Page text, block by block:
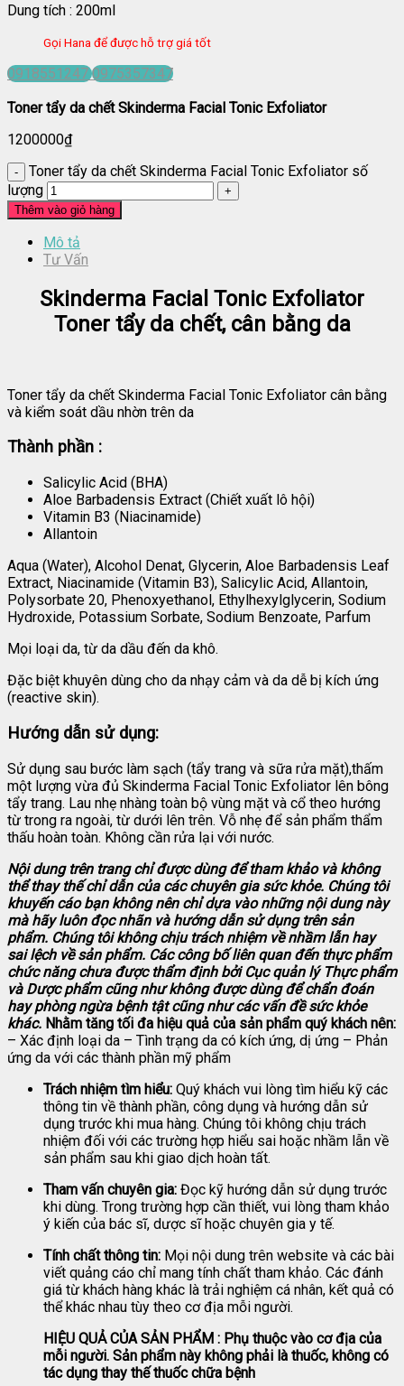
Dung tích : 200ml
Gọi Hana để được hỗ trợ giá tốt
0918551247 0975357347
Toner tẩy da chết Skinderma Facial Tonic Exfoliator
1200000₫
Toner tẩy da chết Skinderma Facial Tonic Exfoliator số
lượng
Thêm vào giỏ hàng
Mô tả
Tư Vấn
Skinderma Facial Tonic Exfoliator
Toner tẩy da chết, cân bằng da
Toner tẩy da chết Skinderma Facial Tonic Exfoliator cân bằng
và kiểm soát dầu nhờn trên da
Thành phần :
Salicylic Acid (BHA)
Aloe Barbadensis Extract (Chiết xuất lô hội)
Vitamin B3 (Niacinamide)
Allantoin
Aqua (Water), Alcohol Denat, Glycerin, Aloe Barbadensis Leaf
Extract, Niacinamide (Vitamin B3), Salicylic Acid, Allantoin,
Polysorbate 20, Phenoxyethanol, Ethylhexylglycerin, Sodium
Hydroxide, Potassium Sorbate, Sodium Benzoate, Parfum
Mọi loại da, từ da dầu đến da khô.
Đặc biệt khuyên dùng cho da nhạy cảm và da dễ bị kích ứng
(reactive skin).
Hướng dẫn sử dụng:
Sử dụng sau bước làm sạch (tẩy trang và sữa rửa mặt),thấm
một lượng vừa đủ Skinderma Facial Tonic Exfoliator lên bông
tẩy trang. Lau nhẹ nhàng toàn bộ vùng mặt và cổ theo hướng
từ trong ra ngoài, từ dưới lên trên. Vỗ nhẹ để sản phẩm thẩm
thấu hoàn toàn. Không cần rửa lại với nước.
Nội dung trên trang chỉ được dùng để tham khảo và không
thể thay thế chỉ dẫn của các chuyên gia sức khỏe. Chúng tôi
khuyến cáo bạn không nên chỉ dựa vào những nội dung này
mà hãy luôn đọc nhãn và hướng dẫn sử dụng trên sản
phẩm. Chúng tôi không chịu trách nhiệm về nhầm lẫn hay
sai lệch về sản phẩm. Các công bố liên quan đến thực phẩm
chức năng chưa được thẩm định bởi Cục quản lý Thực phẩm
và Dược phẩm cũng như không được dùng để chẩn đoán
hay phòng ngừa bệnh tật cũng như các vấn đề sức khỏe
khác. Nhằm tăng tối đa hiệu quả của sản phẩm quý khách nên:
– Xác định loại da – Tình trạng da có kích ứng, dị ứng – Phản
ứng da với các thành phần mỹ phẩm
Trách nhiệm tìm hiểu: Quý khách vui lòng tìm hiểu kỹ các
thông tin về thành phần, công dụng và hướng dẫn sử
dụng trước khi mua hàng. Chúng tôi không chịu trách
nhiệm đối với các trường hợp hiểu sai hoặc nhầm lẫn về
sản phẩm sau khi giao dịch hoàn tất.
Tham vấn chuyên gia: Đọc kỹ hướng dẫn sử dụng trước
khi dùng. Trong trường hợp cần thiết, vui lòng tham khảo
ý kiến của bác sĩ, dược sĩ hoặc chuyên gia y tế.
Tính chất thông tin: Mọi nội dung trên website và các bài
viết quảng cáo chỉ mang tính chất tham khảo. Các đánh
giá từ khách hàng khác là trải nghiệm cá nhân, kết quả có
thể khác nhau tùy theo cơ địa mỗi người.
HIỆU QUẢ CỦA SẢN PHẨM : Phụ thuộc vào cơ địa của
mỗi người. Sản phẩm này không phải là thuốc, không có
tác dụng thay thế thuốc chữa bệnh